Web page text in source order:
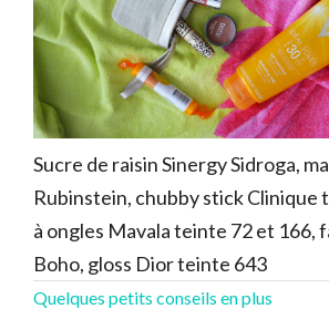
Sucre de raisin Sinergy Sidroga,
Rubinstein, chubby stick Clinique
à ongles Mavala teinte 72 et 166,
Boho, gloss Dior teinte 643
Quelques petits conseils en plus